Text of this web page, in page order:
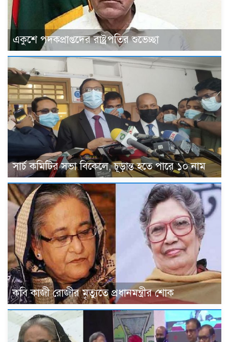
একুশে পদকপ্রাপ্তদের রাষ্ট্রপতির শুভেচ্ছা
সার্চ কমিটির সভা বিকেলে, চূড়ান্ত হতে পারে ১০ নাম
কবি কাজী রোজীর মৃত্যুতে প্রধানমন্ত্রীর শোক